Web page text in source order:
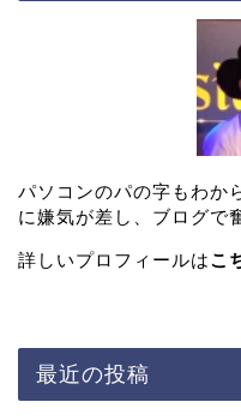
パソコンのパの字もわか
に嫌気が差し、ブログで
詳しいプロフィールはこ
最近の投稿